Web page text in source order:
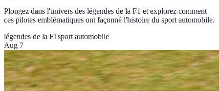
Plongez dans l'univers des légendes de la F1 et explorez comment
ces pilotes emblématiques ont façonné l'histoire du sport automobile.
légendes de la F1sport automobile
Aug 7